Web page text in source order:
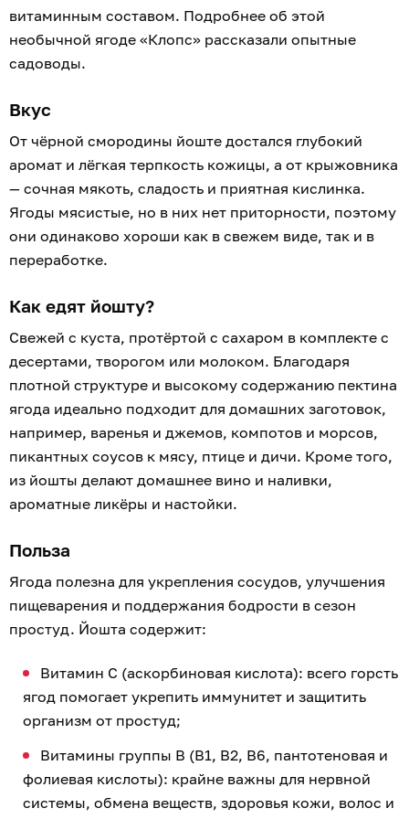
витаминным составом. Подробнее об этой
необычной ягоде «Клопс» рассказали опытные
садоводы.
Вкус
От чёрной смородины йоште достался глубокий
аромат и лёгкая терпкость кожицы, а от крыжовника
— сочная мякоть, сладость и приятная кислинка.
Ягоды мясистые, но в них нет приторности, поэтому
они одинаково хороши как в свежем виде, так и в
переработке.
Как едят йошту?
Свежей с куста, протёртой с сахаром в комплекте с
десертами, творогом или молоком. Благодаря
плотной структуре и высокому содержанию пектина
ягода идеально подходит для домашних заготовок,
например, варенья и джемов, компотов и морсов,
пикантных соусов к мясу, птице и дичи. Кроме того,
из йошты делают домашнее вино и наливки,
ароматные ликёры и настойки.
Польза
Ягода полезна для укрепления сосудов, улучшения
пищеварения и поддержания бодрости в сезон
простуд. Йошта содержит:
Витамин C (аскорбиновая кислота): всего горсть
ягод помогает укрепить иммунитет и защитить
организм от простуд;
Витамины группы B (B1, B2, B6, пантотеновая и
фолиевая кислоты): крайне важны для нервной
системы, обмена веществ, здоровья кожи, волос и